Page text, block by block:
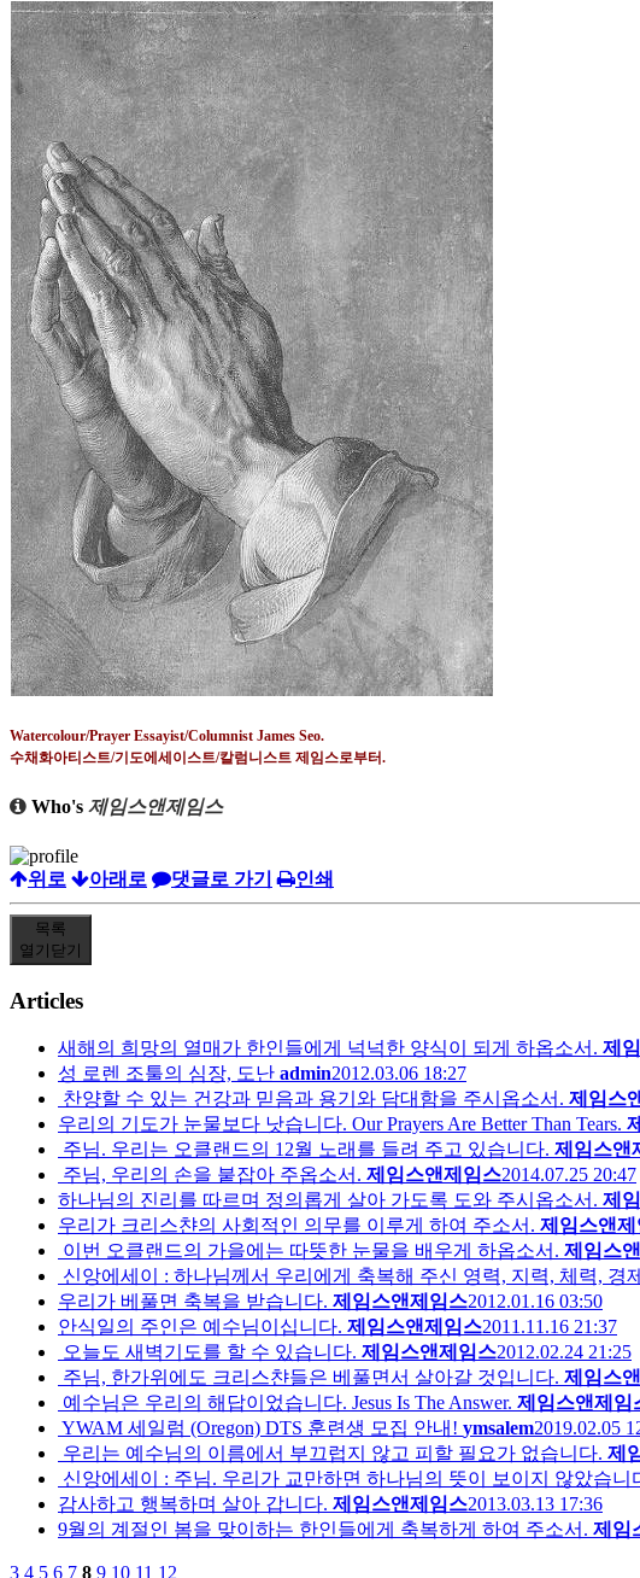
Watercolour/Prayer Essayist/Columnist James Seo.
수채화아티스트/기도에세이스트/칼럼니스트 제임스로부터.
Who's 제임스앤제임스
위로 아래로 댓글로 가기 인쇄
목록
열기 닫기
Articles
새해의 희망의 열매가 한인들에게 넉넉한 양식이 되게 하옵소서. 제
성 로렌 조툴의 심장, 도난 admin2012.03.06 18:27
찬양할 수 있는 건강과 믿음과 용기와 담대함을 주시옵소서. 제임스
우리의 기도가 눈물보다 낫습니다. Our Prayers Are Better Than Tears.
주님. 우리는 오클랜드의 12월 노래를 들려 주고 있습니다. 제임스앤
주님, 우리의 손을 붙잡아 주옵소서. 제임스앤제임스2014.07.25 20:47
하나님의 진리를 따르며 정의롭게 살아 가도록 도와 주시옵소서. 제
우리가 크리스챤의 사회적인 의무를 이루게 하여 주소서. 제임스앤
이번 오클랜드의 가을에는 따뜻한 눈물을 배우게 하옵소서. 제임스
신앙에세이 : 하나님께서 우리에게 축복해 주신 영력, 지력, 체력, 경
우리가 베풀면 축복을 받습니다. 제임스앤제임스2012.01.16 03:50
안식일의 주인은 예수님이십니다. 제임스앤제임스2011.11.16 21:37
오늘도 새벽기도를 할 수 있습니다. 제임스앤제임스2012.02.24 21:25
주님, 한가위에도 크리스챤들은 베풀면서 살아갈 것입니다. 제임스
예수님은 우리의 해답이었습니다. Jesus Is The Answer. 제임스앤제임
YWAM 세일럼 (Oregon) DTS 훈련생 모집 안내! ymsalem2019.02.05
우리는 예수님의 이름에서 부끄럽지 않고 피할 필요가 없습니다. 제
신앙에세이 : 주님. 우리가 교만하면 하나님의 뜻이 보이지 않았습니
감사하고 행복하며 살아 갑니다. 제임스앤제임스2013.03.13 17:36
9월의 계절인 봄을 맞이하는 한인들에게 축복하게 하여 주소서. 제임
3 4 5 6 7 8 9 10 11 12